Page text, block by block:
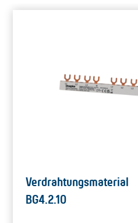
Verdrahtungsmaterial
BG4.2.10